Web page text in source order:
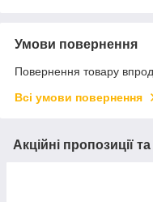
Умови повернення
Повернення товару
Всі умови повернення
Акційні пропозиції